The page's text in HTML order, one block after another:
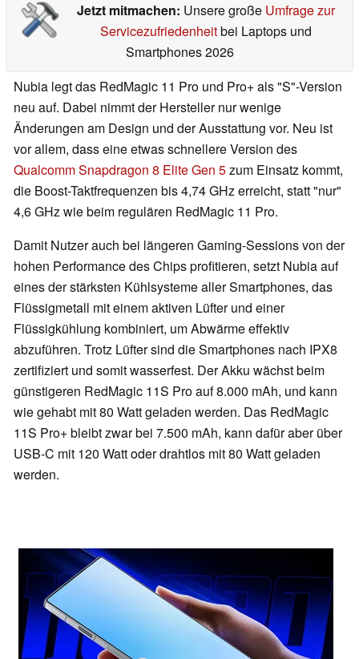
Jetzt mitmachen: Unsere große Umfrage zur
Servicezufriedenheitbei Laptops und
Smartphones 2026
Nubia legt das RedMagic 11 Pro und Pro+ als "S"-Version
neu auf. Dabei nimmt der Hersteller nur wenige
Änderungen am Design und der Ausstattung vor. Neu ist
vor allem, dass eine etwas schnellere Version des
Qualcomm Snapdragon 8 Elite Gen 5zum Einsatz kommt,
die Boost-Taktfrequenzen bis 4,74 GHz erreicht, statt "nur"
4,6 GHz wie beim regulären RedMagic 11 Pro.
Damit Nutzer auch bei längeren Gaming-Sessions von der
hohen Performance des Chips profitieren, setzt Nubia auf
eines der stärksten Kühlsysteme aller Smartphones, das
Flüssigmetall mit einem aktiven Lüfter und einer
Flüssigkühlung kombiniert, um Abwärme effektiv
abzuführen. Trotz Lüfter sind die Smartphones nach IPX8
zertifiziert und somit wasserfest. Der Akku wächst beim
günstigeren RedMagic 11S Pro auf 8.000 mAh, und kann
wie gehabt mit 80 Watt geladen werden. Das RedMagic
11S Pro+ bleibt zwar bei 7.500 mAh, kann dafür aber über
USB-C mit 120 Watt oder drahtlos mit 80 Watt geladen
werden.